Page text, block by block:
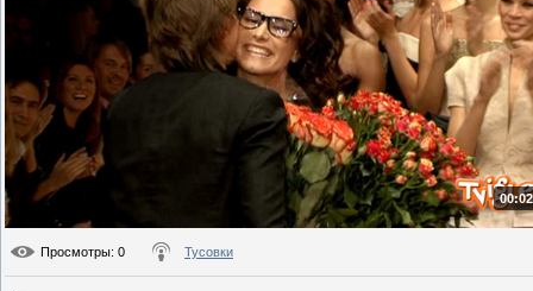
Просмотры: 0 Тусовки